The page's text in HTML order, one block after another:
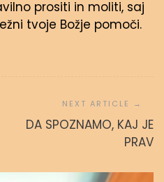
prositi in moliti, saj
tvoje Božje pomoči.
DA SPOZNAMO, KAJ JE
PRAV